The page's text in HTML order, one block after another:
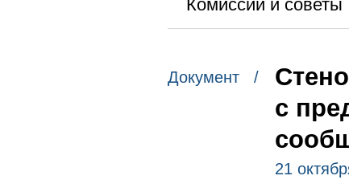
Комиссии и советы
Документ /
с
21